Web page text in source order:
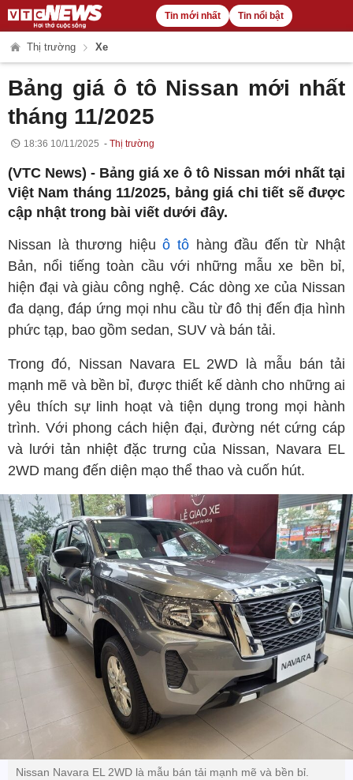
Tin mới nhất Tin nổi bật
Thị trường Xe
Bảng giá ô tô Nissan mới nhất
tháng 11/2025
18:36 10/11/2025 Thị trường
(VTC News) - Bảng giá xe ô tô Nissan mới nhất tại
Việt Nam tháng 11/2025, bảng giá chi tiết sẽ được
cập nhật trong bài viết dưới đây.
Nissan là thương hiệuô tô hàng đầu đến từ Nhật
Bản, nổi tiếng toàn cầu với những mẫu xe bền bỉ,
hiện đại và giàu công nghệ. Các dòng xe của Nissan
đa dạng, đáp ứng mọi nhu cầu từ đô thị đến địa hình
phức tạp, bao gồm sedan, SUV và bán tải.
Trong đó, Nissan Navara EL 2WD là mẫu bán tải
mạnh mẽ và bền bỉ, được thiết kế dành cho những ai
yêu thích sự linh hoạt và tiện dụng trong mọi hành
trình. Với phong cách hiện đại, đường nét cứng cáp
và lưới tản nhiệt đặc trưng của Nissan, Navara EL
2WD mang đến diện mạo thể thao và cuốn hút.
Nissan Navara EL 2WD là mẫu bán tải mạnh mẽ và bền bỉ.